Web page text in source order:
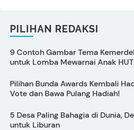
PILIHAN REDAKSI
9 Contoh Gambar Tema
untuk Lomba Mewarnai Anak HUT
Pilihan Bunda Awards Kembali
Vote dan Bawa Pulang Hadiah!
5 Desa Paling Bahagia di Dunia,
untuk Liburan